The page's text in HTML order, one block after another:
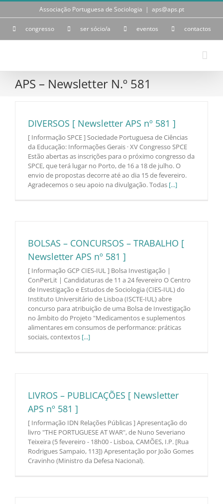
Skip
Associação Portuguesa de Sociologia | aps@aps.pt
congresso ser sócio/a eventos contactos
APS – Newsletter N.º 581
DIVERSOS [ Newsletter APS nº 581 ]
[ Informação SPCE ] Sociedade Portuguesa de Ciências
da Educação: Informações Gerais · XV Congresso SPCE
Estão abertas as inscrições para o próximo congresso da
SPCE, que terá lugar no Porto, de 16 a 18 de julho. O
envio de propostas decorre até ao dia 15 de fevereiro.
Agradecemos o seu apoio na divulgação. Todas [...]
BOLSAS – CONCURSOS – TRABALHO [
Newsletter APS nº 581 ]
[ Informação GCP CIES-IUL ] Bolsa Investigação |
ConPerLit | Candidaturas de 11 a 24 fevereiro O Centro
de Investigação e Estudos de Sociologia (CIES-IUL) do
Instituto Universitário de Lisboa (ISCTE-IUL) abre
concurso para atribuição de uma Bolsa de Investigação
no âmbito do Projeto "Medicamentos e suplementos
alimentares em consumos de performance: práticas
sociais, contextos [...]
LIVROS – PUBLICAÇÕES [ Newsletter
APS nº 581 ]
[ Informação IDN Relações Públicas ] Apresentação do
livro "THE PORTUGUESE AT WAR", de Nuno Severiano
Teixeira (5 fevereiro - 18h00 - Lisboa, CAMÕES, I.P. [Rua
Rodrigues Sampaio, 113]) Apresentação por João Gomes
Cravinho (Ministro da Defesa Nacional).